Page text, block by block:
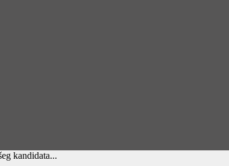
kandidata...